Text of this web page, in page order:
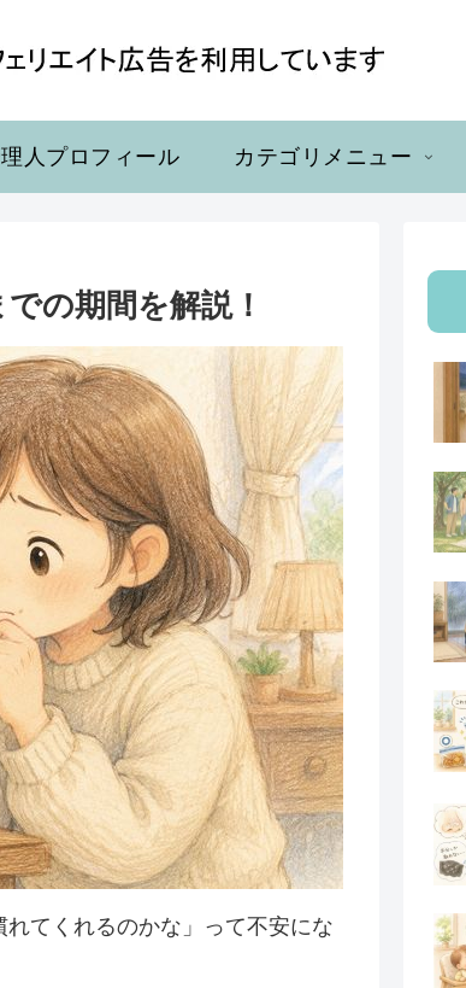
人プロフィール カテゴリメニュー
の期間を解説！
てくれるのかな」って不安にな